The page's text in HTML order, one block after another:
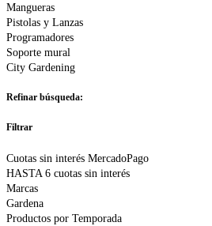
Mangueras
Pistolas y Lanzas
Programadores
Soporte mural
City Gardening
Refinar búsqueda:
Filtrar
Cuotas sin interés MercadoPago
HASTA 6 cuotas sin interés
Marcas
Gardena
Productos por Temporada